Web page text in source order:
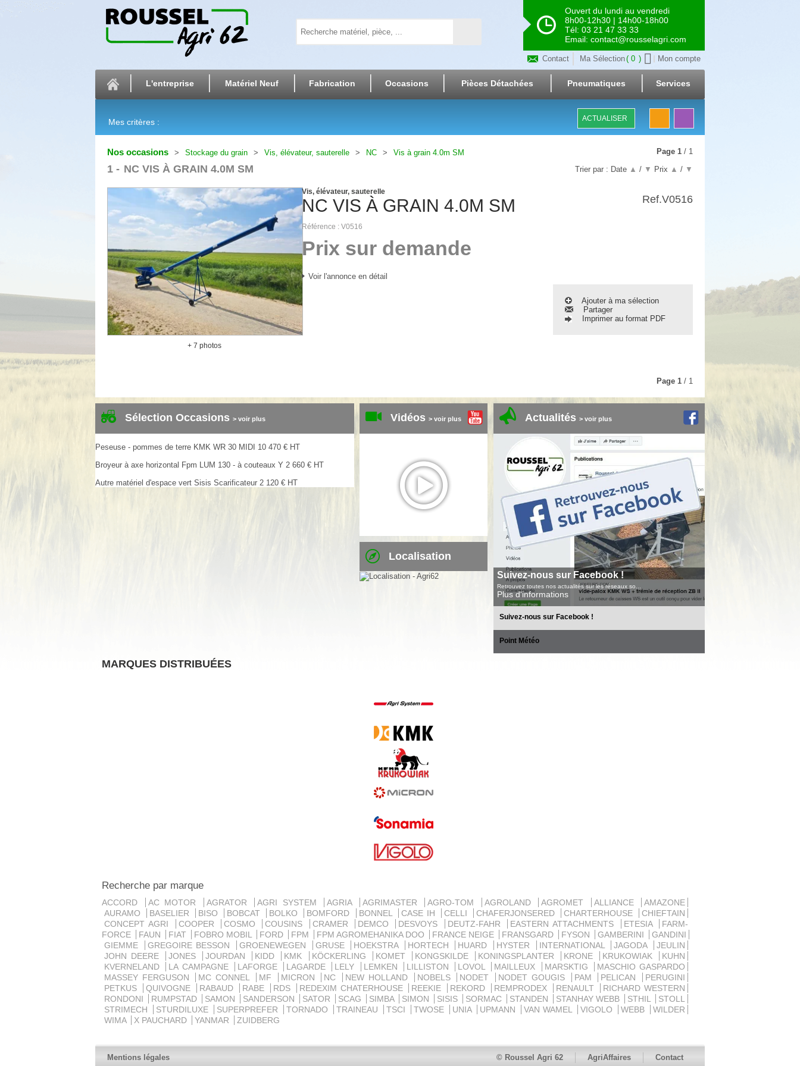
Ouvert du lundi au vendredi
8h00-12h30 | 14h00-18h00
Tél: 03 21 47 33 33
Email: contact@rousselagri.com
Contact Ma Sélection 0 Mon compte
L'entreprise Matériel Neuf Fabrication Occasions Pièces Détachées Pneumatiques Services
Mes critères : ACTUALISER
Nos occasions Stockage du grain Vis, élévateur, sauterelle NC Vis à grain 4.0m SM
1 NC VIS À GRAIN 4.0M SM Trier par : Date ▲ / ▼ Prix ▲ / ▼
Page 1 / 1
+ 7 photos
NC VIS À GRAIN 4.0M SM
Vis, élévateur, sauterelle
Référence V0516
Prix sur demande
Voir l'annonce en détail
Ref.V0516
Ajouter à ma sélection
Partager
Imprimer au format PDF
Page 1 / 1
Sélection Occasions > voir plus
Peseuse - pommes de terre KMK WR 30 MIDI 10 470 € HT
Broyeur à axe horizontal Fpm LUM 130 - à couteaux Y 2 660 € HT
Autre matériel d'espace vert Sisis Scarificateur 2 120 € HT
Vidéos > voir plus
Localisation
Actualités > voir plus
Suivez-nous sur Facebook !
Retrouvez toutes nos actualités sur les réseaux so...
Plus d'informations
Suivez-nous sur Facebook !
Point Météo
MARQUES DISTRIBUÉES
Recherche par marque
ACCORD AC MOTOR AGRATOR AGRI SYSTEM AGRIA AGRIMASTER AGRO-TOM AGROLAND AGROMET ALLIANCE
AMAZONE
AURAMO
BASELIER BISO BOBCAT BOLKO BOMFORD BONNEL CASE IH CELLI CHAFERJONSERED CHARTERHOUSE
CHIEFTAIN
CONCEPT AGRI
COOPER COSMO COUSINS CRAMER DEMCO DESVOYS DEUTZ-FAHR EASTERN ATTACHMENTS ETESIA
FARM-
FORCE
FAUN FIAT FOBRO MOBIL FORD FPM FPM AGROMEHANIKA DOO FRANCE NEIGE FRANSGARD FYSON GAMBERINI
GANDINI
GIEMME
GREGOIRE BESSON GROENEWEGEN GRUSE HOEKSTRA HORTECH HUARD HYSTER INTERNATIONAL JAGODA
JEULIN
JOHN DEERE
JONES JOURDAN KIDD KMK KÖCKERLING KOMET KONGSKILDE KONINGSPLANTER KRONE KRUKOWIAK
KUHN
KVERNELAND
LA CAMPAGNE LAFORGE LAGARDE LELY LEMKEN LILLISTON LOVOL MAILLEUX MARSKTIG
MASCHIO GASPARDO
MASSEY FERGUSON
MC CONNEL MF MICRON NC NEW HOLLAND NOBELS NODET NODET GOUGIS PAM PELICAN
PERUGINI
PETKUS
QUIVOGNE RABAUD RABE RDS REDEXIM CHATERHOUSE REEKIE REKORD REMPRODEX RENAULT
RICHARD WESTERN
RONDONI
RUMPSTAD SAMON SANDERSON SATOR SCAG SIMBA SIMON SISIS SORMAC STANDEN STANHAY WEBB STHIL
STOLL
STRIMECH
STURDILUXE SUPERPREFER TORNADO TRAINEAU TSCI TWOSE UNIA UPMANN VAN WAMEL VIGOLO WEBB
WILDER
WIMA
X PAUCHARD YANMAR ZUIDBERG
Mentions légales © Roussel Agri 62 AgriAffaires Contact